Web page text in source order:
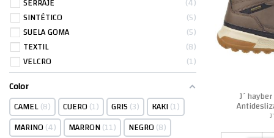
SINTÉTICO
5
SUELA GOMA
5
TEXTIL
8
VELCRO
1
Color
CAMEL 8 CUERO 1 GRIS 3 KAKI 1
MARINO 4 MARRON 11 NEGRO 8